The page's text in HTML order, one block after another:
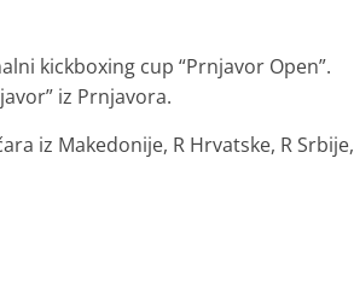
kickboxing cup “Prnjavor Open”.
iz Prnjavora.
iz Makedonije, R Hrvatske, R Srbije,